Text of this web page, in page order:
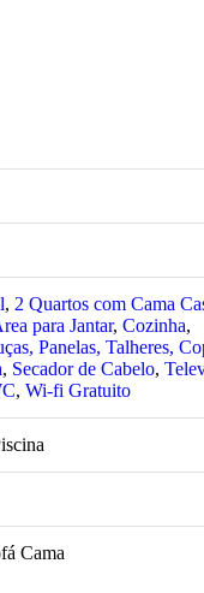
, 2 Quartos com Cama
para Jantar, Cozinha,
Panelas, Talheres,
, Secador de Cabelo,
, Wi-fi Gratuito
Cama